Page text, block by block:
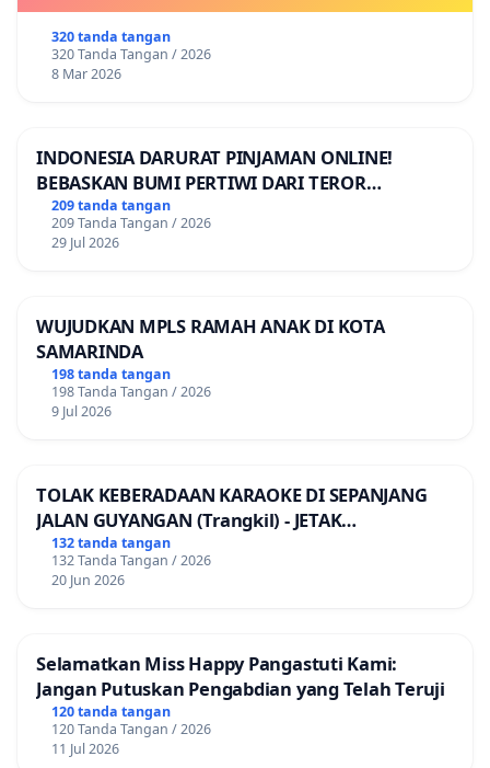
KEJELASAN SUMBER GAJI POKOK
320 tanda tangan
320 Tanda Tangan / 2026
8 Mar 2026
INDONESIA DARURAT PINJAMAN ONLINE!
BEBASKAN BUMI PERTIWI DARI TEROR
PINJAMAN ONLINE! TUTUP PINJOL!
209 tanda tangan
209 Tanda Tangan / 2026
29 Jul 2026
WUJUDKAN MPLS RAMAH ANAK DI KOTA
SAMARINDA
198 tanda tangan
198 Tanda Tangan / 2026
9 Jul 2026
TOLAK KEBERADAAN KARAOKE DI SEPANJANG
JALAN GUYANGAN (Trangkil) - JETAK
(Wedarijaksa) Kab. PATI
132 tanda tangan
132 Tanda Tangan / 2026
20 Jun 2026
Selamatkan Miss Happy Pangastuti Kami:
Jangan Putuskan Pengabdian yang Telah Teruji
120 tanda tangan
120 Tanda Tangan / 2026
11 Jul 2026